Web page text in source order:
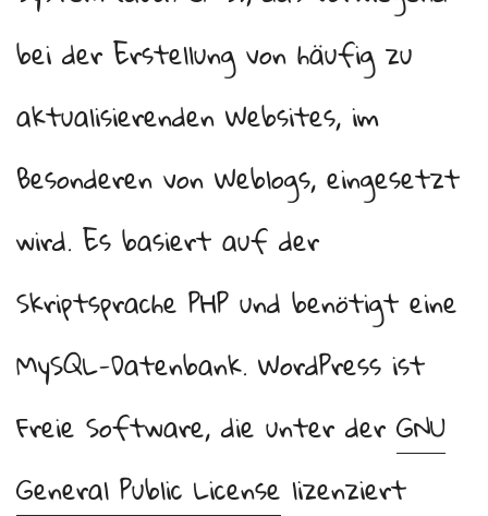
bei der Erstellung von häufig zu
aktualisierenden Websites, im
Besonderen von Weblogs, eingesetzt
wird. Es basiert auf der
Skriptsprache PHP und benötigt eine
MySQL-Datenbank. WordPress ist
Freie Software, die unter der GNU
General Public License lizenziert